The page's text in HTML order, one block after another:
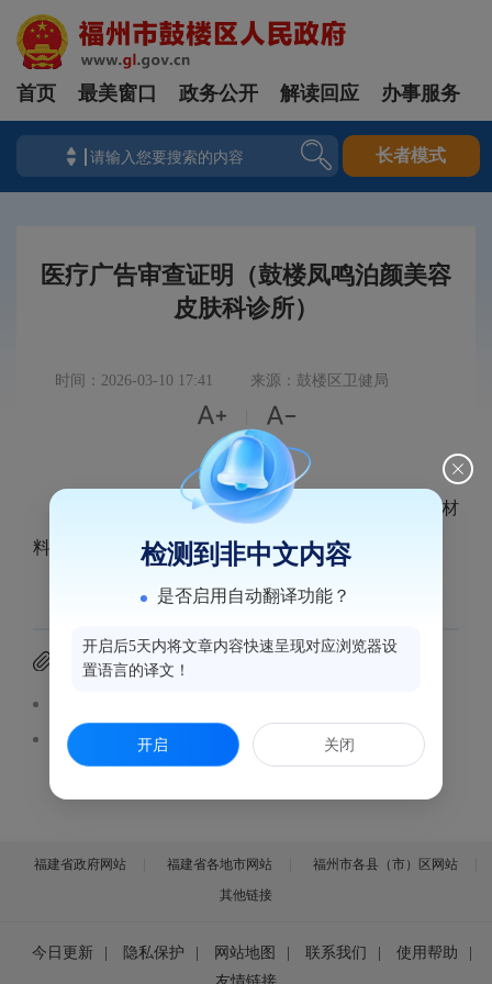
首页 最美窗口 政务公开 解读回应 办事服务
长者模式
医疗广告审查证明（鼓楼凤鸣泊颜美容
皮肤科诊所）
时间：2026-03-10 17:41 来源：鼓楼区卫健局
 
鼓楼凤鸣泊颜美容皮肤科诊所医疗广告审查证明材
料见附件。
附件下载
医疗广告审查证明（鼓楼凤鸣泊颜美容皮肤科诊所）.pdf
福建省政府网站 福建省各地市网站
福州市各县（市）区网站
其他链接
今日更新 隐私保护 网站地图 联系我们 使用帮助
检测到非中文内容
是否启用自动翻译功能？
开启后5天内将文章内容快速呈现对应浏览器设
置语言的译文！
开启 关闭